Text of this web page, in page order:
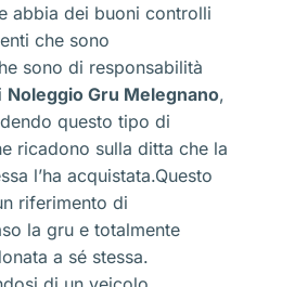
abbia dei buoni controlli
che sono
sono di responsabilità
Noleggio Gru Melegnano,
questo tipo di
ricadono sulla ditta che la
l’ha acquistata.Questo
riferimento di
la gru e totalmente
a sé stessa.